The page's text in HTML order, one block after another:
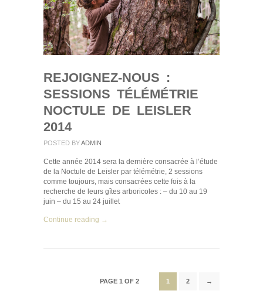
REJOIGNEZ-NOUS :
SESSIONS TÉLÉMÉTRIE
NOCTULE DE LEISLER
2014
POSTED BYADMIN
Cette année 2014 sera la dernière consacrée à l’étude
de la Noctule de Leisler par télémétrie, 2 sessions
comme toujours, mais consacrées cette fois à la
recherche de leurs gîtes arboricoles : – du 10 au 19
juin – du 15 au 24 juillet
Continue reading →
PAGE 1 OF 2 1 2 →